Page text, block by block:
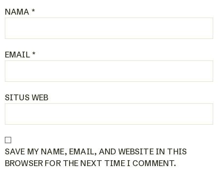
NAMA *
EMAIL *
SITUS WEB
SAVE MY NAME, EMAIL, AND WEBSITE IN THIS
BROWSER FOR THE NEXT TIME I COMMENT.